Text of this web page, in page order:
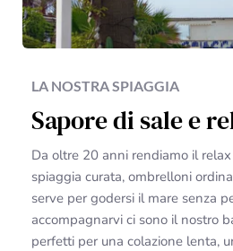
LA NOSTRA SPIAGGIA
Sapore di sale e
Da oltre 20 anni rendiamo il relax
spiaggia curata, ombrelloni
serve per godersi il mare senza
accompagnarvi ci sono il nostro
perfetti per una colazione lenta,